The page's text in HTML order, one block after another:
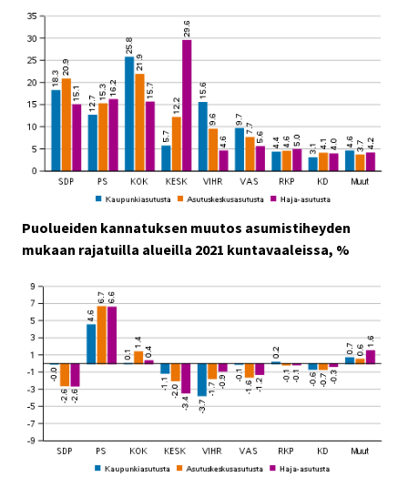
Puolueiden kannatuksen muutos asumistiheyden
mukaan rajatuilla alueilla 2021 kuntavaaleissa, %